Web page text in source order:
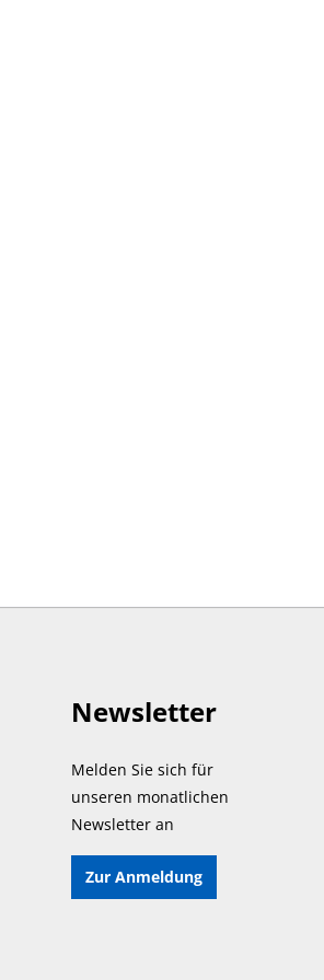
Newsletter
Melden Sie sich für
unseren monatlichen
Newsletter an
Zur Anmeldung